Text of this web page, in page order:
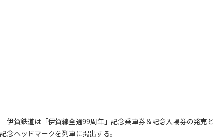
伊賀鉄道は「伊賀線全通99周年」記念乗車券＆記念入場券の発売と
記念ヘッドマークを列車に掲出する。